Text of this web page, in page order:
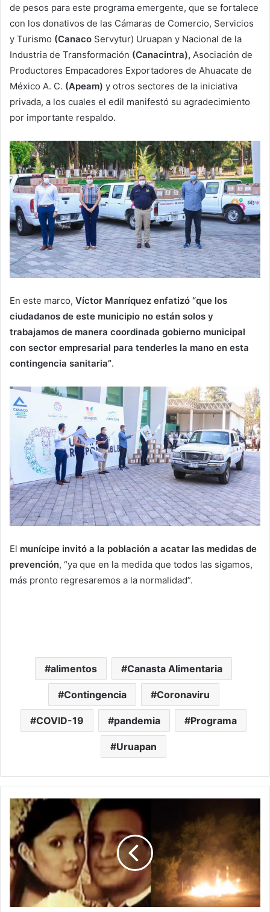
de pesos para este programa emergente, que se fortalece
con los donativos de las Cámaras de Comercio, Servicios
y Turismo (Canaco Servytur) Uruapan y Nacional de la
Industria de Transformación (Canacintra), Asociación de
Productores Empacadores Exportadores de Ahuacate de
México A. C. (Apeam) y otros sectores de la iniciativa
privada, a los cuales el edil manifestó su agradecimiento
por importante respaldo.
En este marco, Víctor Manríquez enfatizó “que los
ciudadanos de este municipio no están solos y
trabajamos de manera coordinada gobierno municipal
con sector empresarial para tenderles la mano en esta
contingencia sanitaria”.
El munícipe invitó a la población a acatar las medidas de
prevención, “ya que en la medida que todos las sigamos,
más pronto regresaremos a la normalidad”.
alimentos Canasta Alimentaria
Contingencia Coronaviru
COVID-19 pandemia Programa
Uruapan
#
V
d
e
o
T
r
a